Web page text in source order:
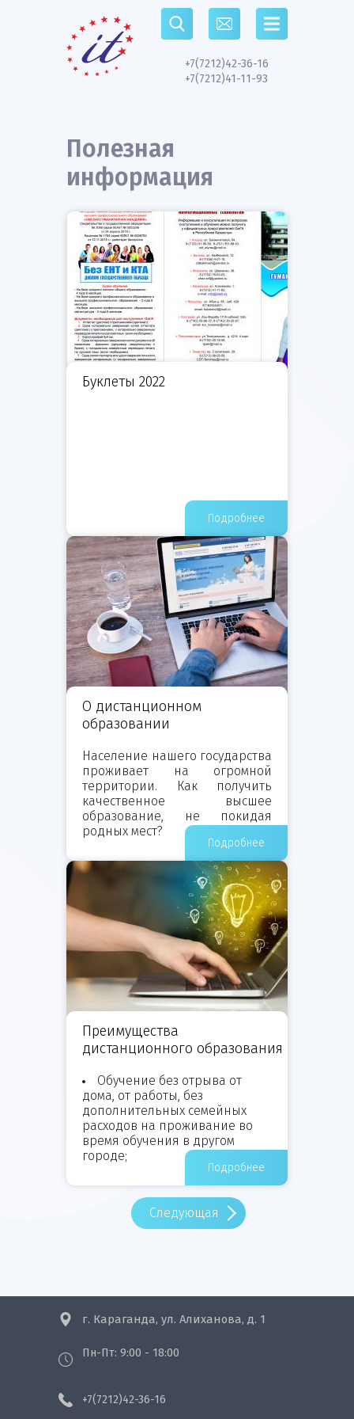
Перейти к основному содержанию
+7(7212)42-36-16
+7(7212)41-11-93
Полезная
информация
Буклеты 2022
Подробнее
О дистанционном
образовании
Население нашего государства
проживает на огромной
территории. Как получить
качественное высшее
образование, не покидая
родных мест?
Подробнее
Преимущества
дистанционного образования
Обучение без отрыва от
дома, от работы, без
дополнительных семейных
расходов на проживание во
время обучения в другом
городе;
Подробнее
Следующая
г. Караганда, ул. Алиханова, д. 1
Пн-Пт: 9:00 - 18:00
+7(7212)42-36-16